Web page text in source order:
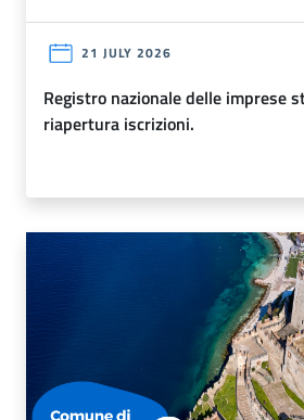
21 JULY 2026
registro nazionale delle imprese storiche –
riapertura iscrizioni.